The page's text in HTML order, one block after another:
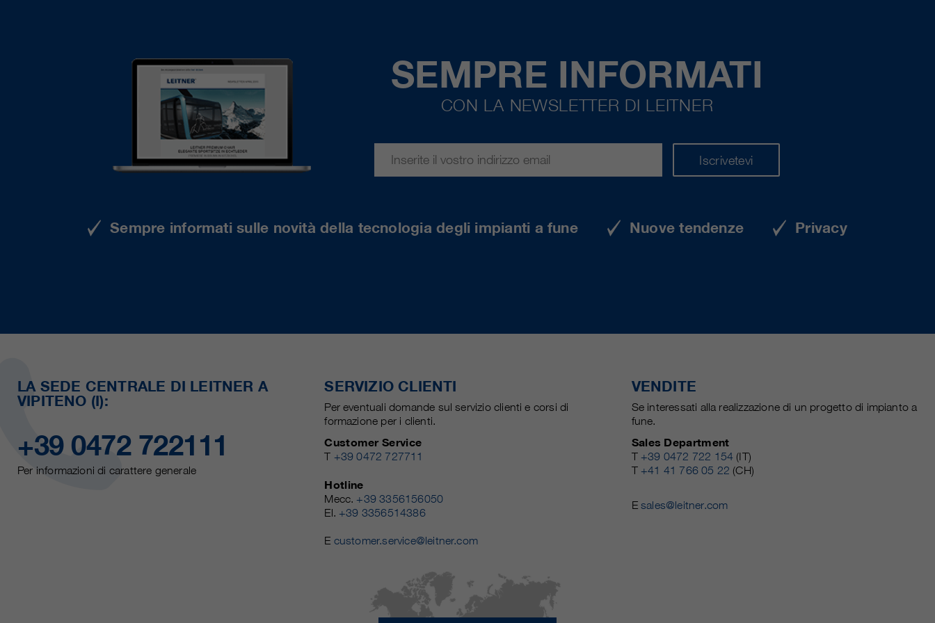
SEMPRE INFORMATI
CON LA NEWSLETTER DI LEITNER
Iscrivetevi
Sempre informati sulle novità della tecnologia degli impianti a fune Nuove tendenze Privacy
LA SEDE CENTRALE DI LEITNER A
VIPITENO (I):
+39 0472 722111
Per informazioni di carattere generale
SERVIZIO CLIENTI
Per eventuali domande sul servizio clienti e corsi di
formazione per i clienti.
Customer Service
T +39 0472 727711
Hotline
Mecc. +39 3356156050
El. +39 3356514386
E customer.service@leitner.com
VENDITE
Se interessati alla realizzazione di un progetto di impianto a
fune.
Sales Department
T +39 0472 722 154 (IT)
T +41 41 766 05 22 (CH)
Esales@leitner.com